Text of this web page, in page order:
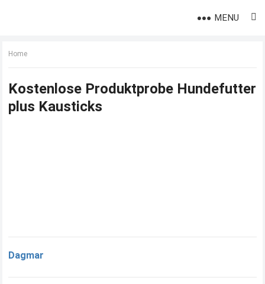
MENU
Home
Kostenlose Produktprobe Hundefutter
plus Kausticks
Dagmar